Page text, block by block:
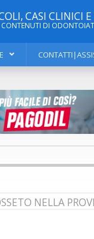
CASI CLINICI
DI
NELLA